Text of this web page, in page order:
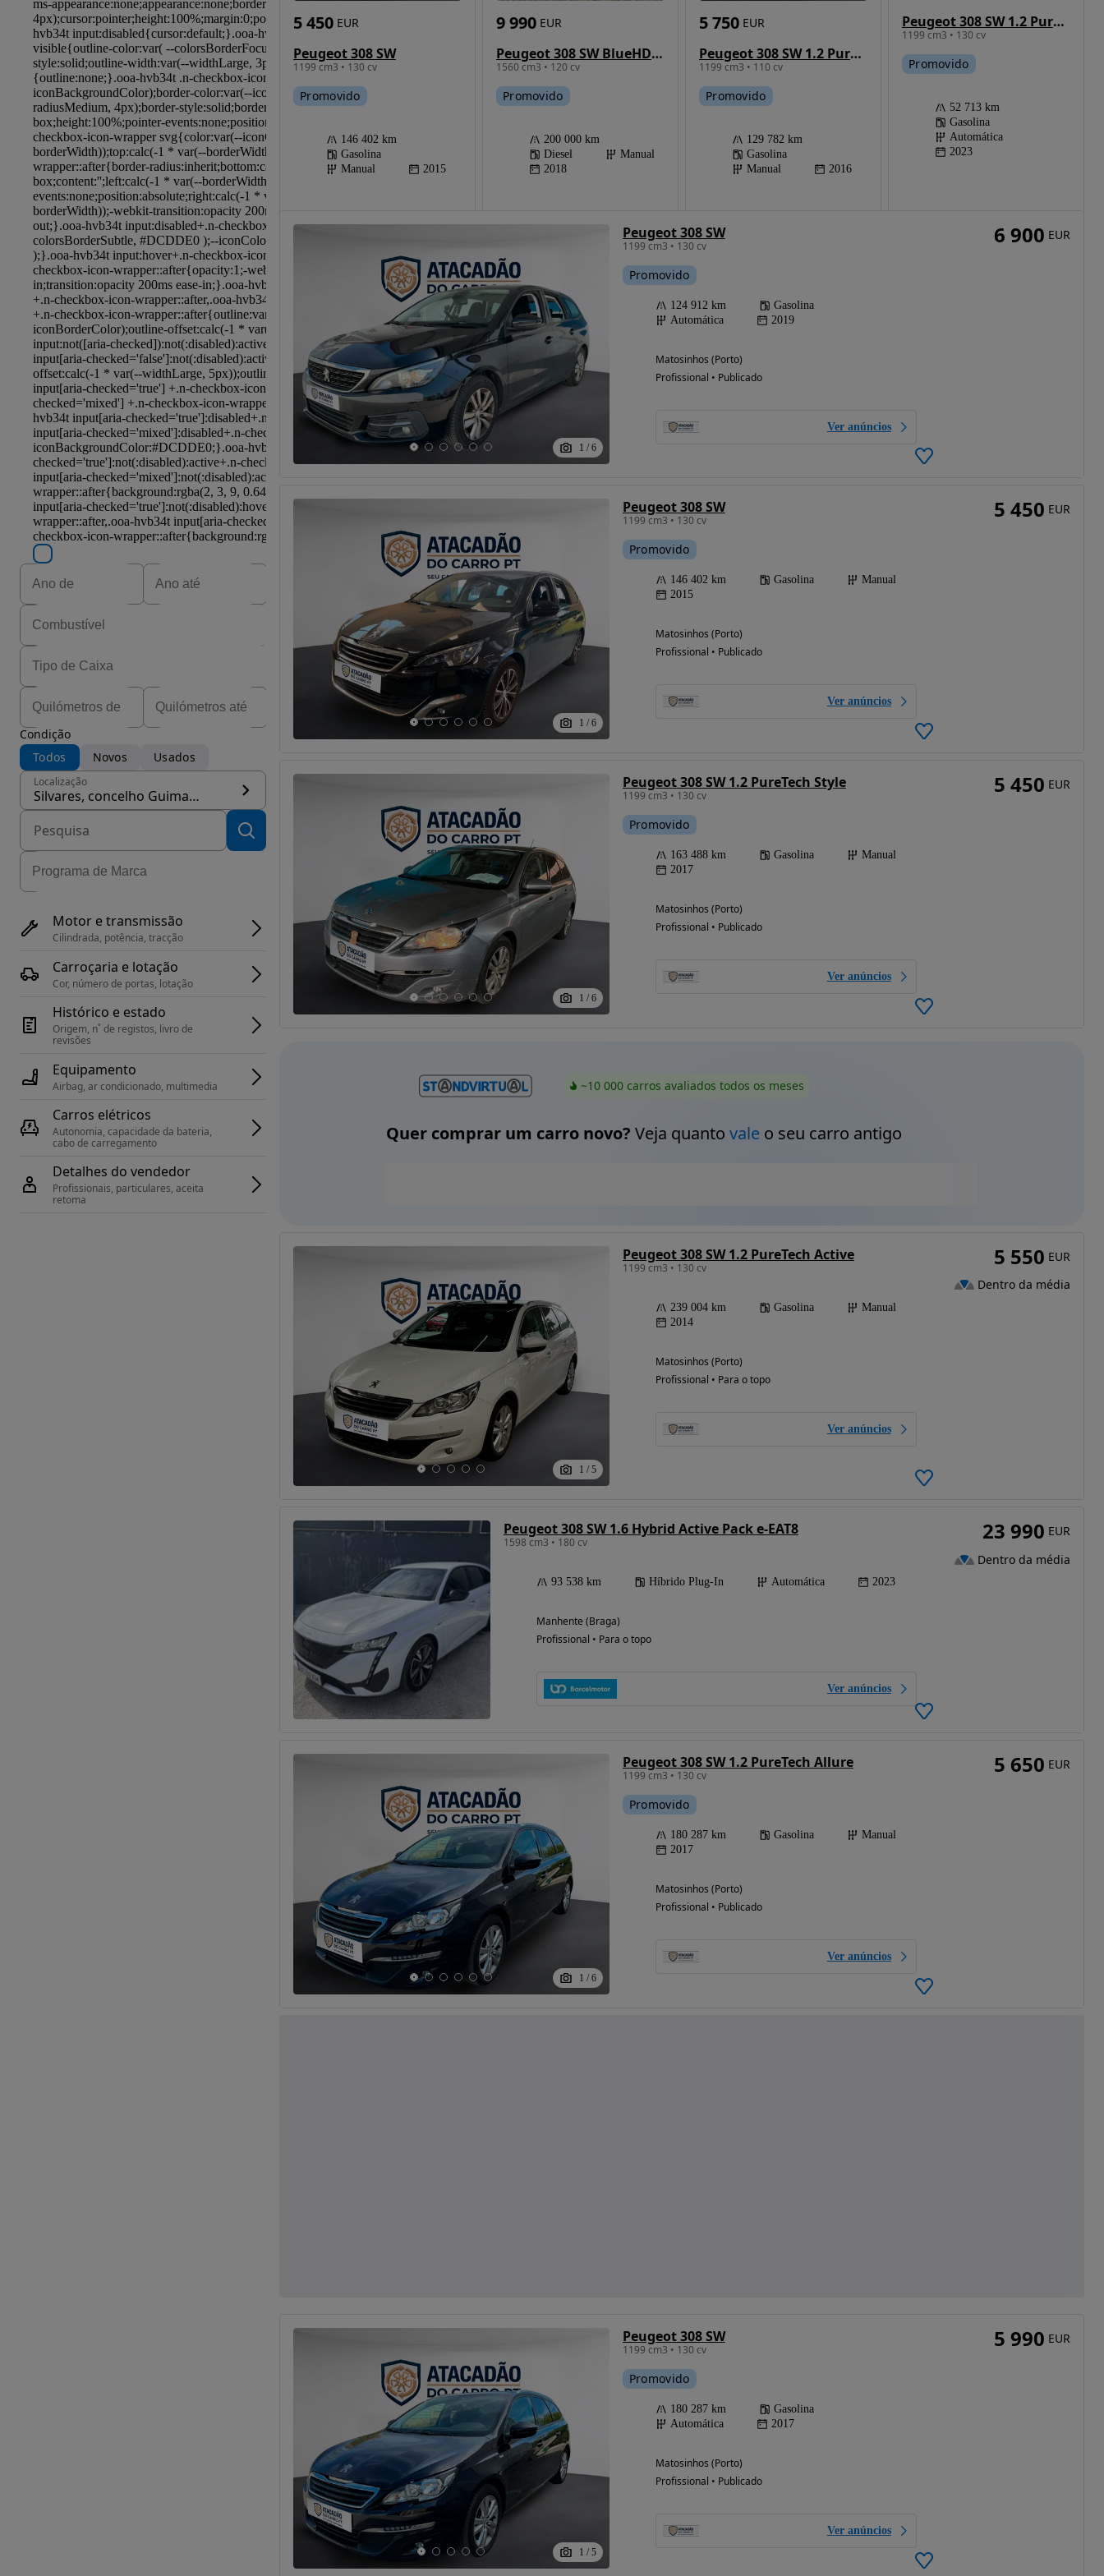
Possibilidade de
financiamento
Condição
Todos
Novos Usados
Localização
Silvares, concelho Guimarães
Motor e transmissão
Cilindrada, potência, tracção
Carroçaria e lotação
Cor, número de portas, lotação
Histórico e estado
Origem, n˚ de registos, livro de
revisões
Equipamento
Airbag, ar condicionado, multimedia
Carros elétricos
Autonomia, capacidade da bateria,
cabo de carregamento
Detalhes do vendedor
Profissionais, particulares, aceita
retoma
Peugeot 308 SW
1199 cm3 • 130 cv
5 450 EUR
Promovido
146 402 km
Gasolina
Manual
2015
Peugeot 308 SW BlueHDi 120 Stop & Start Active
1560 cm3 • 120 cv
9 990 EUR
Promovido
200 000 km
Diesel
Manual
2018
Peugeot 308 SW 1.2 PureTech Style
1199 cm3 • 110 cv
5 750 EUR
Promovido
129 782 km
Gasolina
Manual
2016
Peugeot 308 SW 1.2 PureTech GT EAT8
1199 cm3 • 130 cv
Promovido
52 713 km
Gasolina
Automática
2023
1 / 6
Peugeot 308 SW
1199 cm3 • 130 cv
Promovido
124 912 km
Gasolina
Automática
2019
Matosinhos (Porto)
Profissional • Publicado
Ver anúncios
6 900 EUR
1 / 6
Peugeot 308 SW
1199 cm3 • 130 cv
Promovido
146 402 km Gasolina
Manual
2015
Matosinhos (Porto)
Profissional • Publicado
Ver anúncios
5 450 EUR
1 / 6
Peugeot 308 SW 1.2 PureTech Style
1199 cm3 • 130 cv
Promovido
163 488 km Gasolina
Manual
2017
Matosinhos (Porto)
Profissional • Publicado
Ver anúncios
5 450 EUR
~10 000 carros avaliados todos os meses
Quer comprar um carro novo? Veja quanto valeo seu carro antigo
1 / 5
Peugeot 308 SW 1.2 PureTech Active
1199 cm3 • 130 cv
239 004 km Gasolina
Manual
2014
Matosinhos (Porto)
Profissional • Para o topo
Ver anúncios
5 550 EUR
Dentro da média
Peugeot 308 SW 1.6 Hybrid Active Pack e-EAT8
1598 cm3 • 180 cv
93 538 km Híbrido Plug-In Automática 2023
Manhente (Braga)
Profissional • Para o topo
Ver anúncios
23 990 EUR
Dentro da média
1 / 6
Peugeot 308 SW 1.2 PureTech Allure
1199 cm3 • 130 cv
Promovido
180 287 km Gasolina
Manual
2017
Matosinhos (Porto)
Profissional • Publicado
Ver anúncios
5 650 EUR
1 / 5
Peugeot 308 SW
1199 cm3 • 130 cv
Promovido
180 287 km
Gasolina
Automática
2017
Matosinhos (Porto)
Profissional • Publicado
Ver anúncios
5 990 EUR